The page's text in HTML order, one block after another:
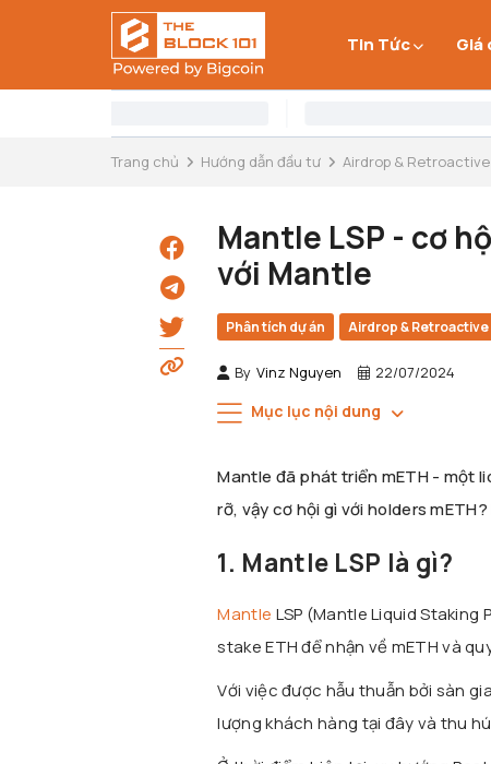
Tin Tức Giá
Trang chủ Hướng dẫn đầu tư Airdrop & Retroactive
Mantle LSP - cơ
với Mantle
Phân tích dự án Airdrop & Retroactive
By Vinz Nguyen 22/07/2024
Mục lục nội dung
Mantle đã phát triển mETH - một
rỡ, vậy cơ hội gì với holders
1. Mantle LSP là gì?
Mantle LSP (Mantle Liquid
stake ETH để nhận về mETH và
Với việc được hẫu thuẫn bởi sàn
lượng khách hàng tại đây và thu